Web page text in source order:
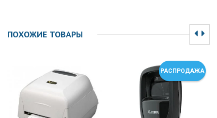
ПОХОЖИЕ ТОВАРЫ
РАСПРОДАЖА